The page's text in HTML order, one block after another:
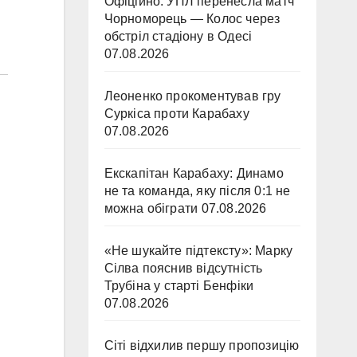
Чорноморець — Колос через
обстріл стадіону в Одесі
07.08.2026
Леоненко прокоментував гру
Суркіса проти Карабаху
07.08.2026
Екскапітан Карабаху: Динамо
не та команда, яку після 0:1 не
можна обіграти 07.08.2026
«Не шукайте підтексту»: Марку
Сілва пояснив відсутність
Трубіна у старті Бенфіки
07.08.2026
Сіті відхилив першу пропозицію